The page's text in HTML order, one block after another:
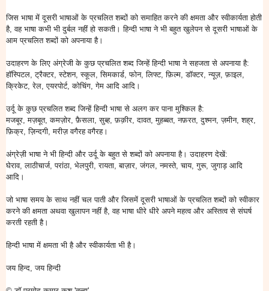
जिस भाषा में दूसरी भाषाओं के प्रचलित शब्दों को समाहित करने की क्षमता और स्वीकार्यता होती
है, वह भाषा कभी भी दुर्बल नहीं हो सकती। हिन्दी भाषा ने भी बहुत खुलेपन से दूसरी भाषाओं के
आम प्रचलित शब्दों को अपनाया है।
उदाहरण के लिए अंग्रेजी के कुछ प्रचलित शब्द जिन्हें हिन्दी भाषा ने सहजता से अपनाया है:
हॉस्पिटल, ट्रैक्टर, स्टेशन, स्कूल, सिमकार्ड, फोन, लिफ्ट, फ़िल्म, डॉक्टर, न्यूज़, फ़ाइल,
क्रिकेट, रेल, एयरपोर्ट, कोचिंग, गेम आदि आदि।
उर्दू के कुछ प्रचलित शब्द जिन्हें हिन्दी भाषा से अलग कर पाना मुश्किल है:
मजबूर, मज़बूत, कमज़ोर, फ़ैसला, सुब्ह, फ़क़ीर, दावत, मुहब्बत, नफ़रत, दुश्मन, ज़मीन, शह्र,
फ़िक्र, ज़िन्दगी, मरीज़ वगैरह वगैरह।
अंग्रेज़ी भाषा ने भी हिन्दी और उर्दू के बहुत से शब्दों को अपनाया है। उदाहरण देखें:
घेराव, लाठीचार्ज, परांठा, भेलपुरी, रायता, बाज़ार, जंगल, नमस्ते, चाय, गुरू, जुगाड़ आदि
आदि।
जो भाषा समय के साथ नहीं चल पाती और जिसमें दूसरी भाषाओं के प्रचलित शब्दों को स्वीकार
करने की क्षमता अथवा खुलापन नहीं है, वह भाषा धीरे धीरे अपने महत्व और अस्तित्व से संघर्ष
करती रहती है।
हिन्दी भाषा में क्षमता भी है और स्वीकार्यता भी है।
जय हिन्द, जय हिन्दी